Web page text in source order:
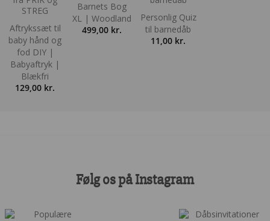
Aftrykssæt til
baby hånd og
fod DIY |
Babyaftryk |
Blækfri
129,00 kr.
Barnets Bog
XL | Woodland
499,00 kr.
Personlig Quiz
til barnedåb
11,00 kr.
Følg os på Instagram